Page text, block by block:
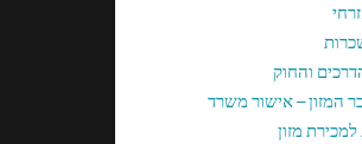
והחוק
המזון – אישור משרד
מזון